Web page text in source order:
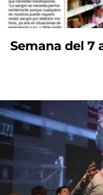
Semana del 7